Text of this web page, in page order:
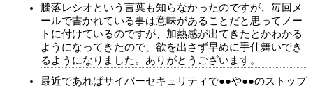
騰落レシオという言葉も知らなかったのですが、毎回メ
ールで書かれている事は意味があることだと思ってノー
トに付けているのですが、加熱感が出てきたとかわかる
ようになってきたので、欲を出さず早めに手仕舞いでき
るようになりました。ありがとうございます。
最近であればサイバーセキュリティで●●や●●のストップ